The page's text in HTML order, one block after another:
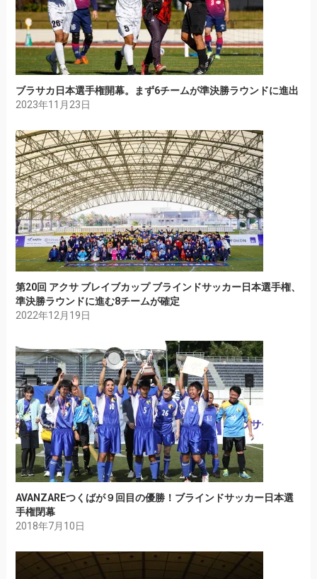
ブラサカ日本選手権開幕。まず6チームが準決勝ラウンドに進出
2023年11月23日
第20回 アクサ ブレイブカップ ブラインドサッカー日本選手権、
準決勝ラウンドに進む8チームが確定
2022年12月19日
AVANZAREつくばが９回目の優勝！ブラインドサッカー日本選
手権閉幕
2018年7月10日